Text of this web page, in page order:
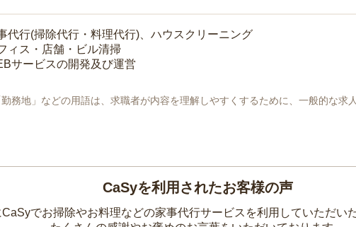
代行(掃除代行・料理代行)、ハウスクリーニング
ィス・店舗・ビル清掃
サービスの開発及び運営
地」などの用語は、求職者が内容を理解しやすくするために、一般的な求
CaSyを利用されたお客様の声
でお掃除やお料理などの家事代行サービスを利用していただい